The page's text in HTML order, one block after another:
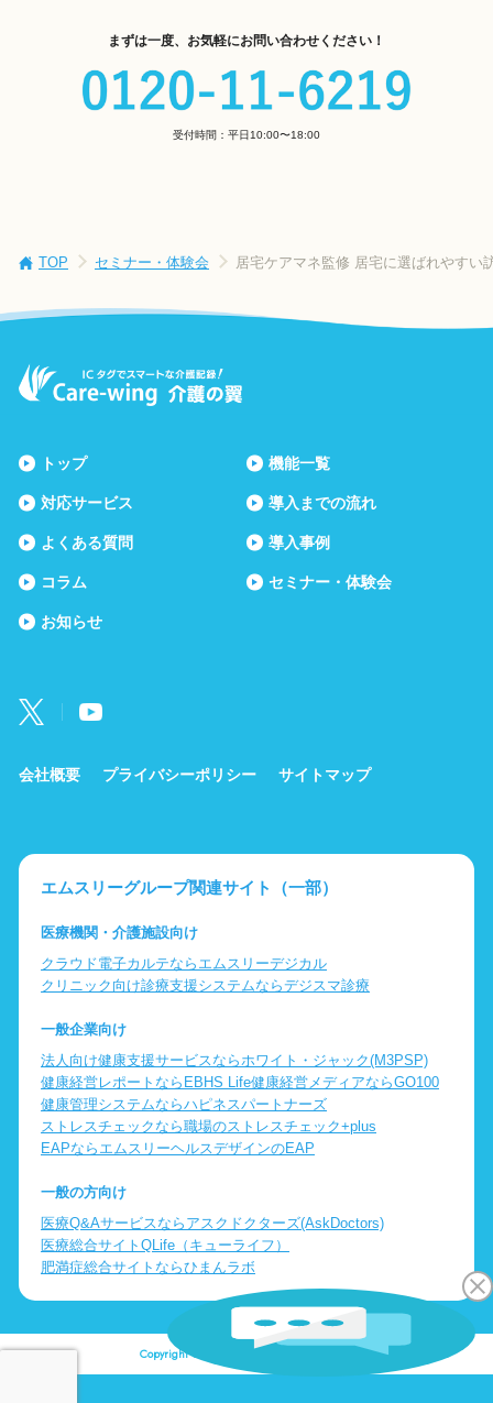
まずは一度、お気軽にお問い合わせください！
受付時間：平日10:00〜18:00
TOP セミナー・体験会 居宅ケアマネ監修 居宅に選ばれやすい
トップ 機能一覧
対応サービス 導入までの流れ
よくある質問 導入事例
コラム セミナー・体験会
お知らせ
会社概要 プライバシーポリシー サイトマップ
エムスリーグループ関連サイト（一部）
医療機関・介護施設向け
クラウド電子カルテならエムスリーデジカル
クリニック向け診療支援システムならデジスマ診療
一般企業向け
法人向け健康支援サービスならホワイト・ジャック(M3PSP)
健康経営レポートならEBHS Life健康経営メディアならGO100
健康管理システムならハピネスパートナーズ
ストレスチェックなら職場のストレスチェック+plus
EAPならエムスリーヘルスデザインのEAP
一般の方向け
医療Q&Aサービスならアスクドクターズ(AskDoctors)
医療総合サイトQLife（キューライフ）
肥満症総合サイトならひまんラボ
Copyright © Logic Inc. All Rights Reserved.